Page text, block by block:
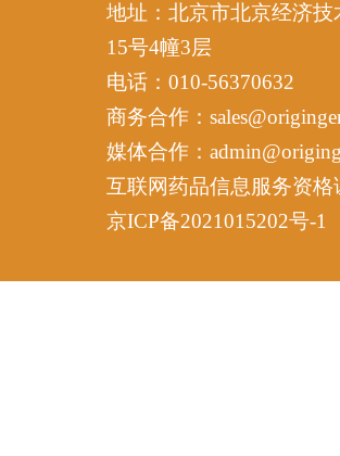
地址：北京市北京经济
15号4幢3层
电话：010-56370632
商务合作：
媒体合作：
互联网药品信息服务资格
京ICP备2021015202号-1